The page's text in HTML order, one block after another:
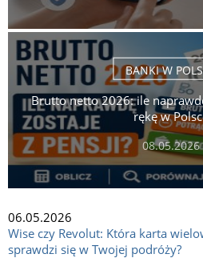
BANKI W
Brutto netto 2026: ile
rękę w
08.05.2026
06.05.2026
Wise czy Revolut: Która karta
sprawdzi się w Twojej podróży?